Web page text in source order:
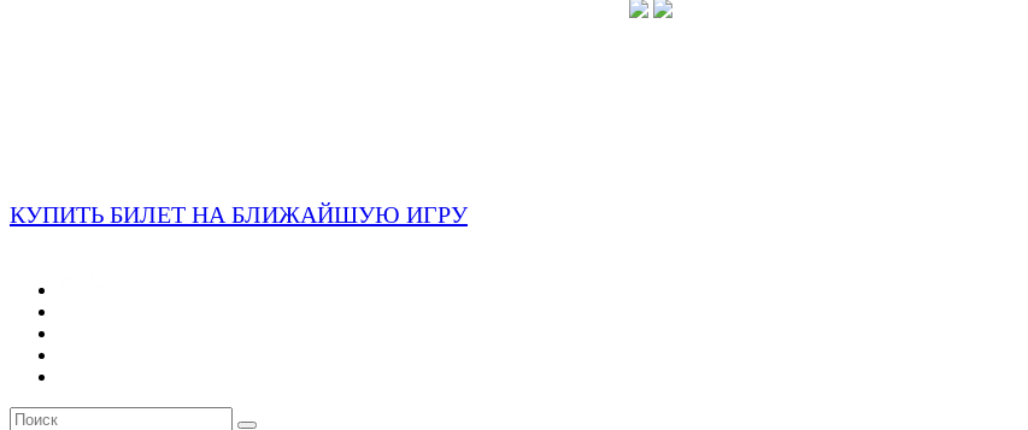
КУПИТЬ БИЛЕТ НА БЛИЖАЙШУЮ ИГРУ